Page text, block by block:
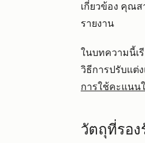
เกี่ยวข้อง คุณส
รายงาน
ในบทความนี้เ
วิธีการปรับแต่
การใช้คะแนน
วัตถุที่รอง